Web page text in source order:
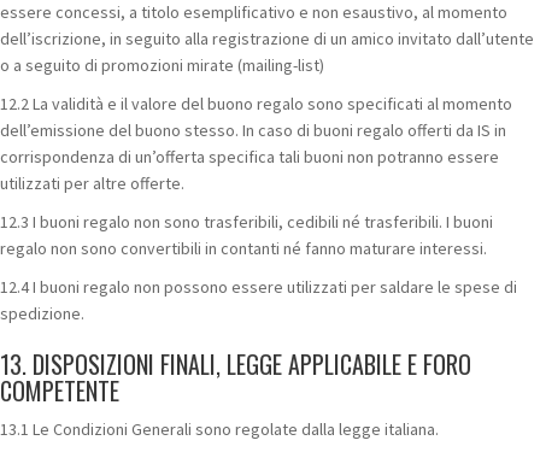
essere concessi, a titolo esemplificativo e non esaustivo, al momento
dell’iscrizione, in seguito alla registrazione di un amico invitato dall’utente
o a seguito di promozioni mirate (mailing-list)
12.2 La validità e il valore del buono regalo sono specificati al momento
dell’emissione del buono stesso. In caso di buoni regalo offerti da IS in
corrispondenza di un’offerta specifica tali buoni non potranno essere
utilizzati per altre offerte.
12.3 I buoni regalo non sono trasferibili, cedibili né trasferibili. I buoni
regalo non sono convertibili in contanti né fanno maturare interessi.
12.4 I buoni regalo non possono essere utilizzati per saldare le spese di
spedizione.
13. DISPOSIZIONI FINALI, LEGGE APPLICABILE E FORO
COMPETENTE
13.1 Le Condizioni Generali sono regolate dalla legge italiana.